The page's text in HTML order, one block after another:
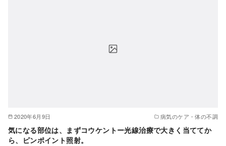
2020年6月9日 病気のケア・体の不調
気になる部位は、まずコウケントー光線治療で大きく当ててか
ら、ピンポイント照射。